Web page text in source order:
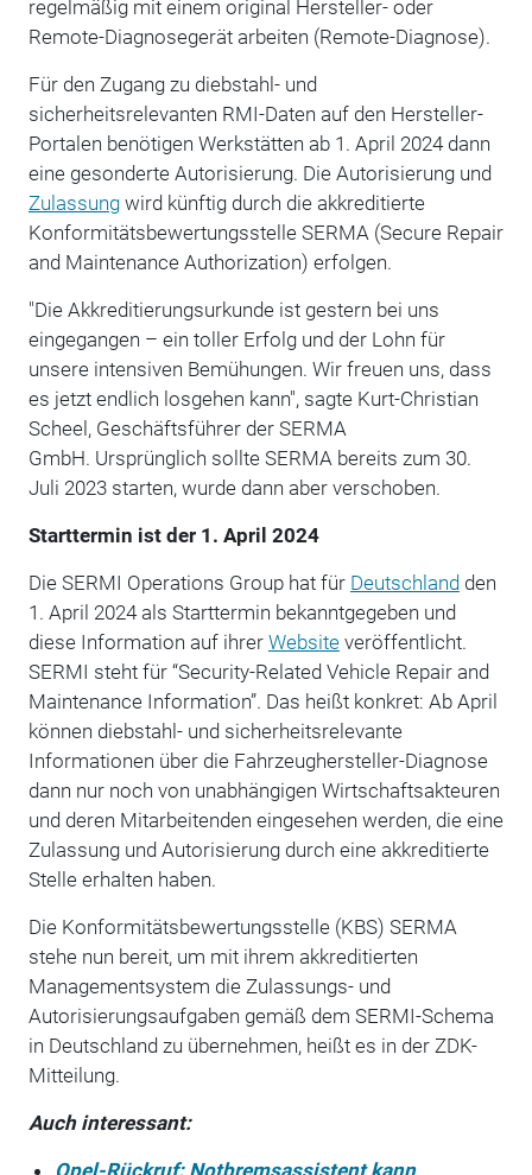
regelmäßig mit einem original Hersteller- oder
Remote-Diagnosegerät arbeiten (Remote-Diagnose).
Für den Zugang zu diebstahl- und
sicherheitsrelevanten RMI-Daten auf den Hersteller-
Portalen benötigen Werkstätten ab 1. April 2024 dann
eine gesonderte Autorisierung. Die Autorisierung und
Zulassungwird künftig durch die akkreditierte
Konformitätsbewertungsstelle SERMA (Secure Repair
and Maintenance Authorization) erfolgen.
"Die Akkreditierungsurkunde ist gestern bei uns
eingegangen – ein toller Erfolg und der Lohn für
unsere intensiven Bemühungen. Wir freuen uns, dass
es jetzt endlich losgehen kann", sagte Kurt-Christian
Scheel, Geschäftsführer der SERMA
GmbH. Ursprünglich sollte SERMA bereits zum 30.
Juli 2023 starten, wurde dann aber verschoben.
Starttermin ist der 1. April 2024
Die SERMI Operations Group hat für Deutschlandden
1. April 2024 als Starttermin bekanntgegeben und
diese Information auf ihrer Websiteveröffentlicht.
SERMI steht für “Security-Related Vehicle Repair and
Maintenance Information”. Das heißt konkret: Ab April
können diebstahl- und sicherheitsrelevante
Informationen über die Fahrzeughersteller-Diagnose
dann nur noch von unabhängigen Wirtschaftsakteuren
und deren Mitarbeitenden eingesehen werden, die eine
Zulassung und Autorisierung durch eine akkreditierte
Stelle erhalten haben.
Die Konformitätsbewertungsstelle (KBS) SERMA
stehe nun bereit, um mit ihrem akkreditierten
Managementsystem die Zulassungs- und
Autorisierungsaufgaben gemäß dem SERMI-Schema
in Deutschland zu übernehmen, heißt es in der ZDK-
Mitteilung.
Auch interessant:
Opel-Rückruf: Notbremsassistent kann